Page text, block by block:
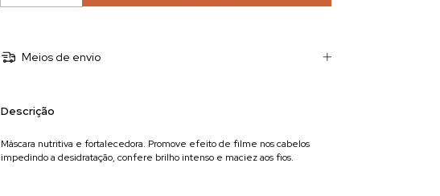
Meios de envio
Descrição
Máscara nutritiva e fortalecedora. Promove efeito de filme nos cabelos
impedindo a desidratação, confere brilho intenso e maciez aos fios.